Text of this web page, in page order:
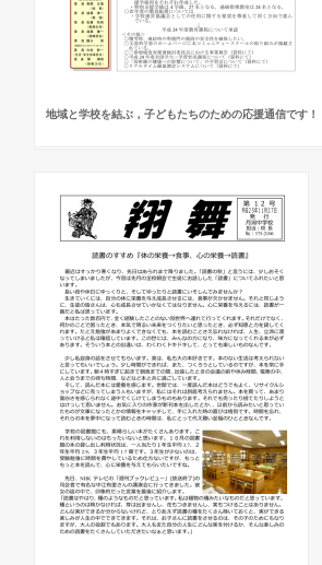
地域と学校を結ぶ，子どもたちのための応援通信です！